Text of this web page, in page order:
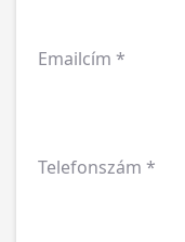
Emailcím *
Telefonszám *